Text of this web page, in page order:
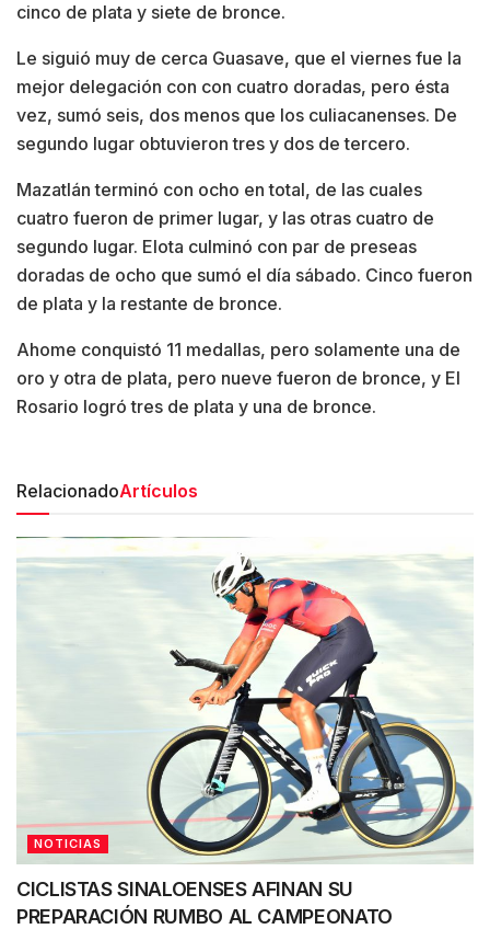
cinco de plata y siete de bronce.
Le siguió muy de cerca Guasave, que el viernes fue la
mejor delegación con con cuatro doradas, pero ésta
vez, sumó seis, dos menos que los culiacanenses. De
segundo lugar obtuvieron tres y dos de tercero.
Mazatlán terminó con ocho en total, de las cuales
cuatro fueron de primer lugar, y las otras cuatro de
segundo lugar. Elota culminó con par de preseas
doradas de ocho que sumó el día sábado. Cinco fueron
de plata y la restante de bronce.
Ahome conquistó 11 medallas, pero solamente una de
oro y otra de plata, pero nueve fueron de bronce, y El
Rosario logró tres de plata y una de bronce.
RelacionadoArtículos
NOTICIAS
CICLISTAS SINALOENSES AFINAN SU
PREPARACIÓN RUMBO AL CAMPEONATO